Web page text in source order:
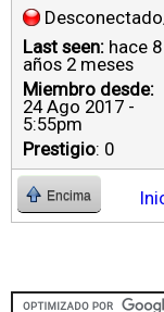
Last seen: hace 8
años 2 meses
Miembro desde:
24 Ago 2017 -
5:55pm
Prestigio: 0
Encima